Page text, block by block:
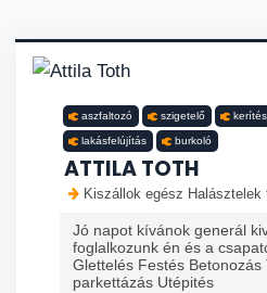
aszfaltozó szigetelő
lakásfelújítás burkoló
ATTILA TOTH
Kiszállok egész Halásztelek
Jó napot kívánok generál
foglalkozunk én és a
Glettelés Festés Betonozás
parkettázás Utépités